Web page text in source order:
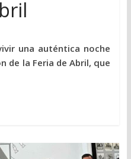
una auténtica noche
de la Feria de Abril, que